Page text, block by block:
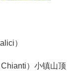
）
）小镇山顶